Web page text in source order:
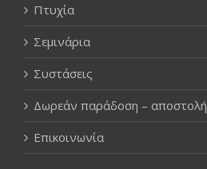
Πτυχία
Σεμινάρια
Συστάσεις
Δωρεάν παράδοση – αποστολή
Επικοινωνία